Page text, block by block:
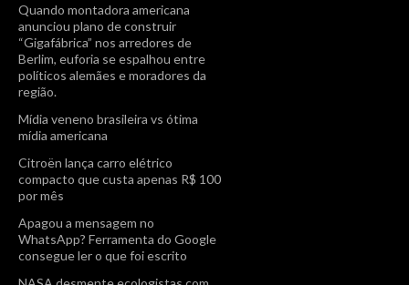
Quando montadora americana
anunciou plano de construir
“Gigafábrica” nos arredores de
Berlim, euforia se espalhou entre
políticos alemães e moradores da
região.
Mídia veneno brasileira vs ótima
mídia americana
Citroën lança carro elétrico
compacto que custa apenas R$ 100
por mês
Apagou a mensagem no
WhatsApp? Ferramenta do Google
consegue ler o que foi escrito